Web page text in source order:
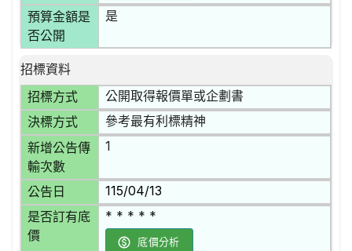
預算金額是
否公開
是
招標資料
招標方式
公開取得報價單或企劃書
決標方式 參考最有利標精神
新增公告傳
輸次數
1
公告日 115/04/13
是否訂有底
價
* * * * *
底價分析